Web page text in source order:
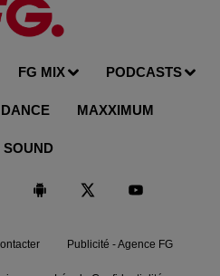
FG MIX PODCASTS
MAXXIMUM
SOUND
Publicité - Agence FG